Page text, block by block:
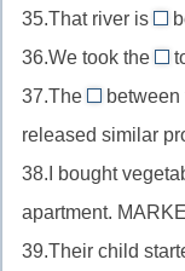
+-
ly
(избавляемся
от
немой)
al
(убрать
e)
self
в
качестве
35.That river is
//
36.We took the
//
как
way
37.The
//
в
качестве
released similar
38.I bought
apartment.
39.Their child